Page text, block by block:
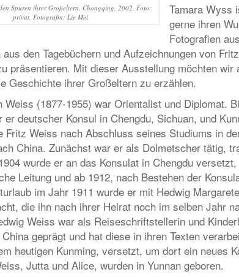
Spuren ihrer Großeltern, Chongqing, 2002. Foto:
privat, Fotografin: Lie Mei
Tamara Wyss
gerne ihren
Fotografien
aus den Tagebüchern und Aufzeichnungen von
präsentieren. Mit dieser Ausstellung möchten
Geschichte ihrer Großeltern zu erzählen.
Weiss (1877-1955) war Orientalist und Diplomat.
er deutscher Konsul in Chengdu, Sichuan, und
Fritz Weiss nach Abschluss seines Studiums in
China. Zunächst war er als Dolmetscher tätig,
wurde er an das Konsulat in Chengdu
Leitung und ab 1912, nach Bestehen der
im Jahr 1911 wurde er mit Hedwig
die ihn nach ihrer Heirat noch im selben Jahr
Weiss war als Reiseschriftstellerin und
geprägt und hat diese in ihren Texten
heutigen Kunming, versetzt, um dort ein neues
Jutta und Alice, wurden in Yunnan geboren.